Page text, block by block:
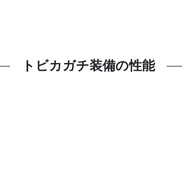
トビカガチ装備の性能